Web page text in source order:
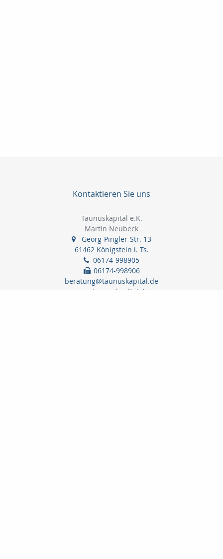
Kontaktieren Sie uns
Taunuskapital e.K.
Martin Neubeck
Georg-Pingler-Str. 13
61462 Königstein i. Ts.
06174-998905
06174-998906
beratung@taunuskapital.de
www.taunuskapital.de